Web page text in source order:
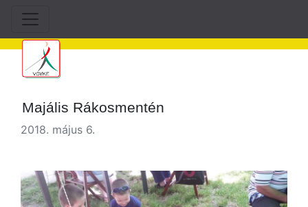
Majális Rákosmentén
2018. május 6.